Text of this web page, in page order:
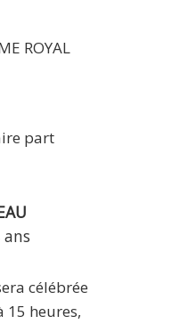
ROYAL
part
ans
célébrée
15 heures,